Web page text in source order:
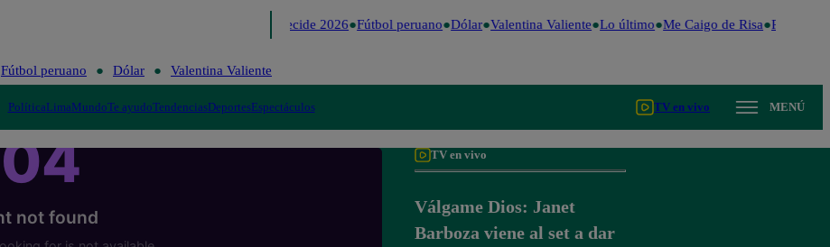
Perú Decide 2026 Fútbol peruano Dólar Valentina Valiente Lo último Me Caigo de Risa Perú
Fútbol peruano Dólar Valentina Valiente
PolíticaLimaMundoTe ayudoTendenciasDeportesEspectáculos TV en vivo MENÚ
TV en vivo
Válgame Dios: Janet
Barboza viene al set a dar